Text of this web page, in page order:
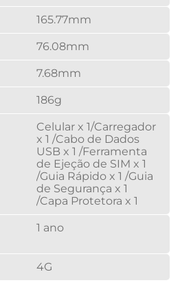
165.77mm
76.08mm
7.68mm
186g
Celular x 1/Carregador
x 1 /Cabo de Dados
USB x 1 /Ferramenta
de Ejeção de SIM x 1
/Guia Rápido x 1 /Guia
de Segurança x 1
/Capa Protetora x 1
1 ano
4G